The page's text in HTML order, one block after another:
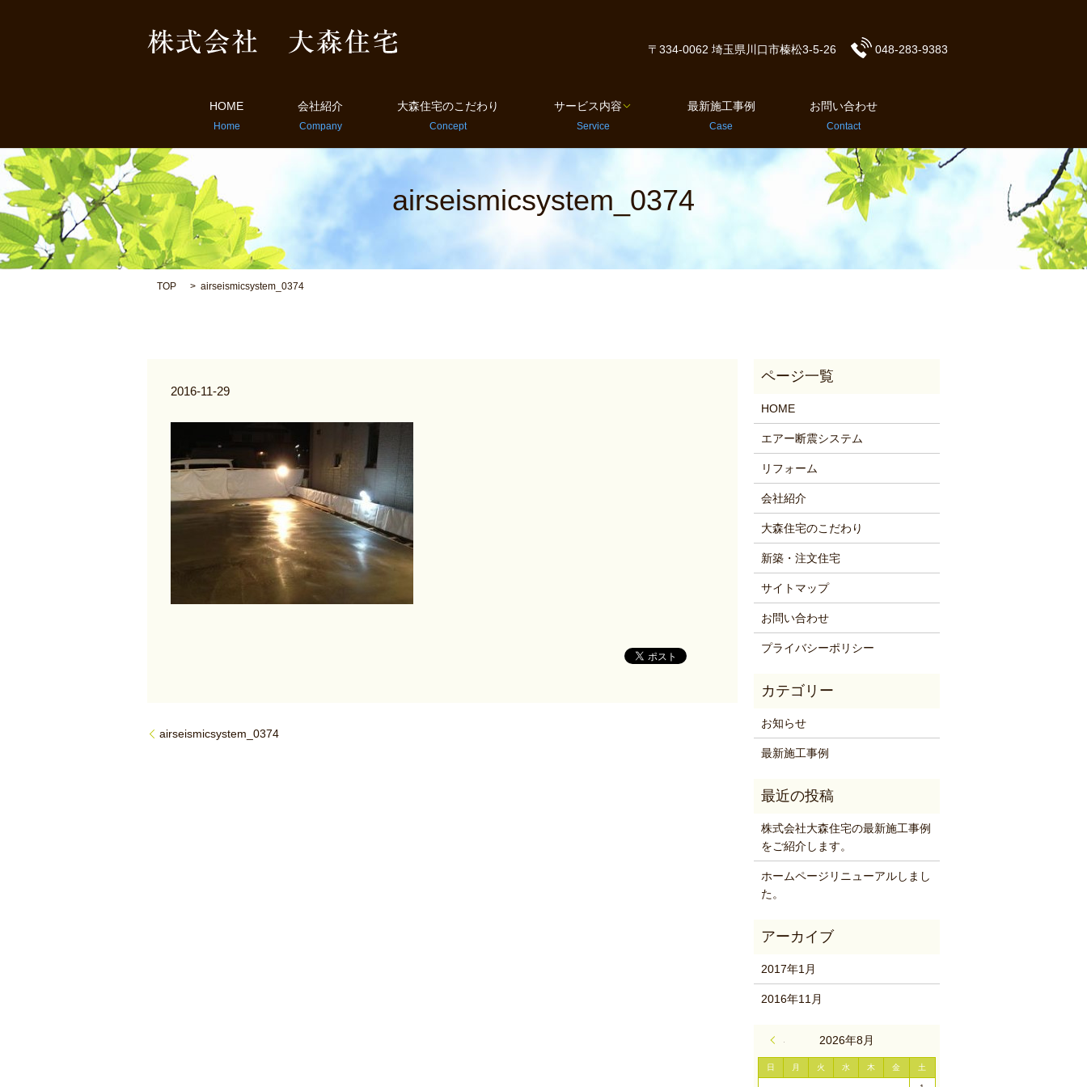
〒334-0062 埼玉県川口市榛松3-5-26 048-283-9383
HOME 会社紹介 大森住宅のこだわり サービス内容 最新施工事例 お問い合わせ
airseismicsystem_0374
TOP airseismicsystem_0374
2016-11-29
airseismicsystem_0374
HOME
エアー断震システム
リフォーム
会社紹介
大森住宅のこだわり
新築・注文住宅
サイトマップ
お問い合わせ
プライバシーポリシー
お知らせ
最新施工事例
株式会社大森住宅の最新施工事例
をご紹介します。
ホームページリニューアルしまし
た。
2017年1月
2016年11月
2026年8月
日 月 火 水 木 金 土